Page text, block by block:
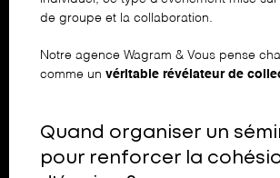
de groupe et la collaboration.
Notre agence Wagram & Vous pense
comme un véritable révélateur de
Quand organiser un
pour renforcer la